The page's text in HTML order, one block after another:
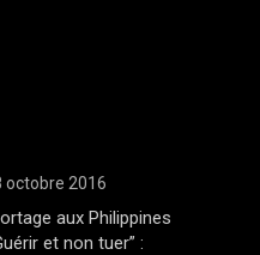
octobre 2016
aux Philippines
et non tuer” :